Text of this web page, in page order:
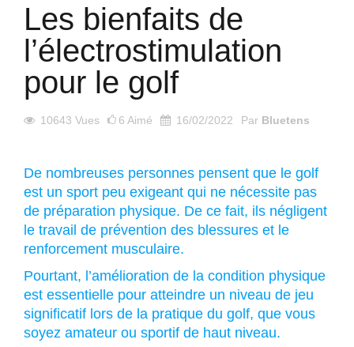
Les bienfaits de
l’électrostimulation
pour le golf
10643 Vues 6 Aimé 16/02/2022 Par Bluetens
De nombreuses personnes pensent que le golf
est un sport peu exigeant qui ne nécessite pas
de préparation physique. De ce fait, ils négligent
le travail de prévention des blessures et le
renforcement musculaire.
Pourtant, l’amélioration de la condition physique
est essentielle pour atteindre un niveau de jeu
significatif lors de la pratique du golf, que vous
soyez amateur ou sportif de haut niveau.